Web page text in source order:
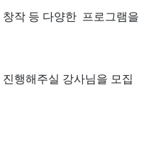
작 등 다양한 프로그램을
행해주실 강사님을 모집